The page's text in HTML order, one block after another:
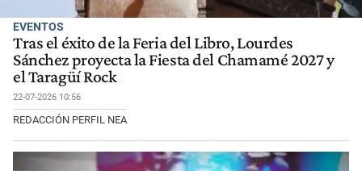
EVENTOS
Tras el éxito de la Feria del Libro, Lourdes
Sánchez proyecta la Fiesta del Chamamé 2027 y
el Taragüí Rock
22-07-2026 10:56
REDACCIÓN PERFIL NEA